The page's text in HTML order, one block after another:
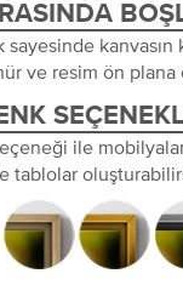
kanvasın
ve resim ön plana
ile
tablolar